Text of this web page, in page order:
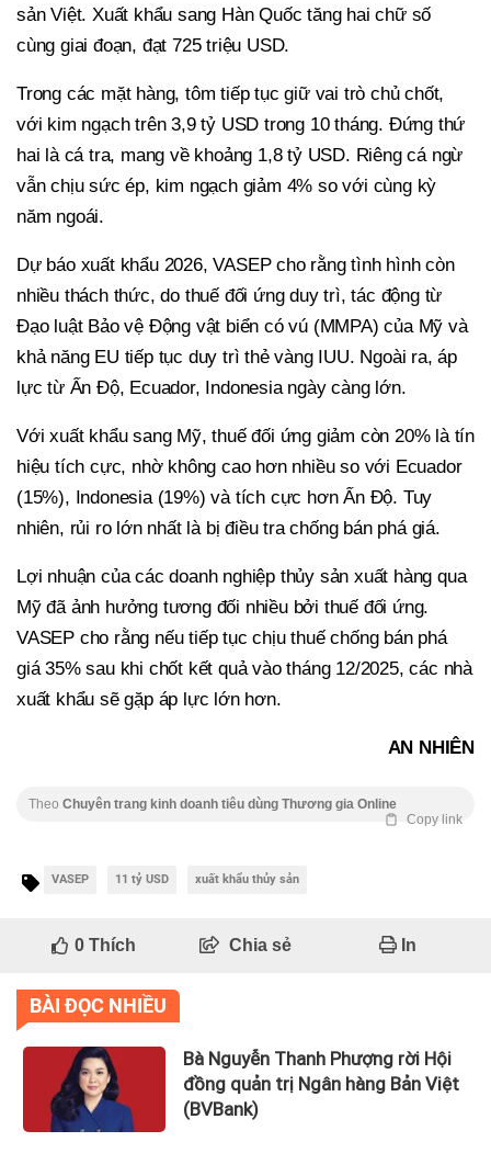
sản Việt. Xuất khẩu sang Hàn Quốc tăng hai chữ số
cùng giai đoạn, đạt 725 triệu USD.
Trong các mặt hàng, tôm tiếp tục giữ vai trò chủ chốt,
với kim ngạch trên 3,9 tỷ USD trong 10 tháng. Đứng thứ
hai là cá tra, mang về khoảng 1,8 tỷ USD. Riêng cá ngừ
vẫn chịu sức ép, kim ngạch giảm 4% so với cùng kỳ
năm ngoái.
Dự báo xuất khẩu 2026, VASEP cho rằng tình hình còn
nhiều thách thức, do thuế đối ứng duy trì, tác động từ
Đạo luật Bảo vệ Động vật biển có vú (MMPA) của Mỹ và
khả năng EU tiếp tục duy trì thẻ vàng IUU. Ngoài ra, áp
lực từ Ấn Độ, Ecuador, Indonesia ngày càng lớn.
Với xuất khẩu sang Mỹ, thuế đối ứng giảm còn 20% là tín
hiệu tích cực, nhờ không cao hơn nhiều so với Ecuador
(15%), Indonesia (19%) và tích cực hơn Ấn Độ. Tuy
nhiên, rủi ro lớn nhất là bị điều tra chống bán phá giá.
Lợi nhuận của các doanh nghiệp thủy sản xuất hàng qua
Mỹ đã ảnh hưởng tương đối nhiều bởi thuế đối ứng.
VASEP cho rằng nếu tiếp tục chịu thuế chống bán phá
giá 35% sau khi chốt kết quả vào tháng 12/2025, các nhà
xuất khẩu sẽ gặp áp lực lớn hơn.
AN NHIÊN
Theo Chuyên trang kinh doanh tiêu dùng Thương gia Online
Copy link
VASEP 11 tỷ USD xuất khẩu thủy sản
0Thích Chia sẻ In
BÀI ĐỌC NHIỀU
Bà Nguyễn Thanh Phượng rời Hội
đồng quản trị Ngân hàng Bản Việt
(BVBank)